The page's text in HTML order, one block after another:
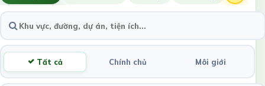
Tất cả Chính chủ Môi giới